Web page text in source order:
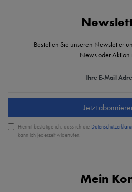
Mein
Bestellen Sie unseren Newsletter
News oder Aktion
Ihre E-Mail
Jetzt
Hiermit bestätige ich, dass ich die
kann ich jederzeit widerrufen.